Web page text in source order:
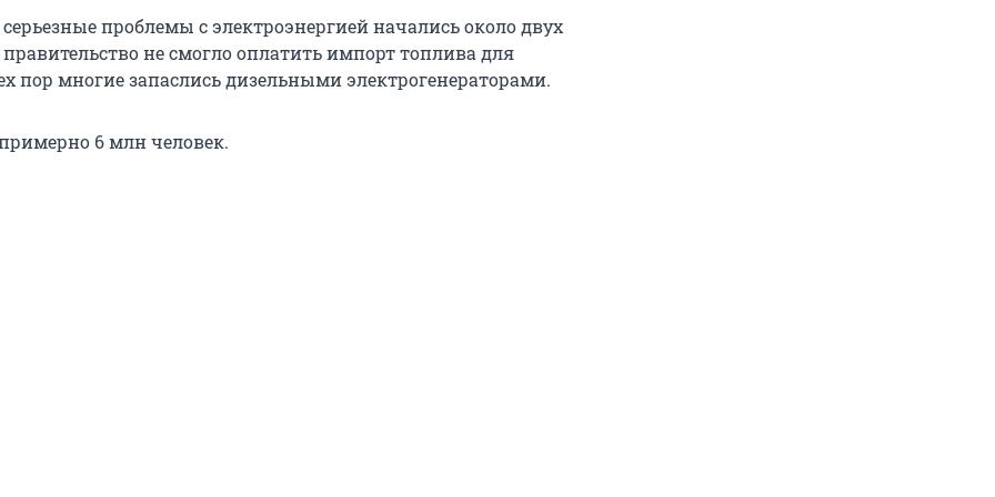
проблемы с электроэнергией начались около двух
правительство не смогло оплатить импорт топлива для
пор многие запаслись дизельными электрогенераторами.
6 млн человек.